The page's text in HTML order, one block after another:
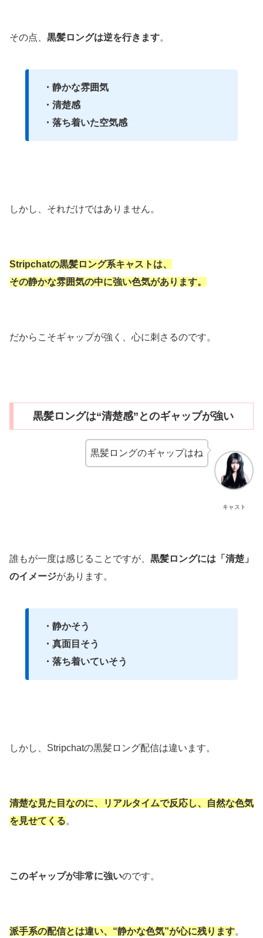
その点、 黒髪ロングは逆を行きます。
・静かな雰囲気
・清楚感
・落ち着いた空気感
しかし、それだけではありません。
Stripchatの黒髪ロング系キャストは、
その静かな雰囲気の中に強い色気があります。
だからこそギャップが強く、心に刺さるのです。
黒髪ロングは“清楚感”とのギャップが強い
キャスト
黒髪ロングのギャップはね
誰もが一度は感じることですが、 黒髪ロングには「清楚」
のイメージがあります。
・静かそう
・真面目そう
・落ち着いていそう
しかし、Stripchatの黒髪ロング配信は違います。
清楚な見た目なのに、リアルタイムで反応し、自然な色気
を見せてくる。
このギャップが非常に強いのです。
派手系の配信とは違い、“静かな色気”が心に残ります。